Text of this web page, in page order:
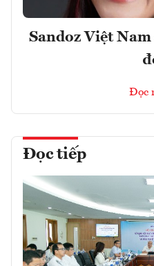
Sandoz Việt
Đọc
Đọc tiếp